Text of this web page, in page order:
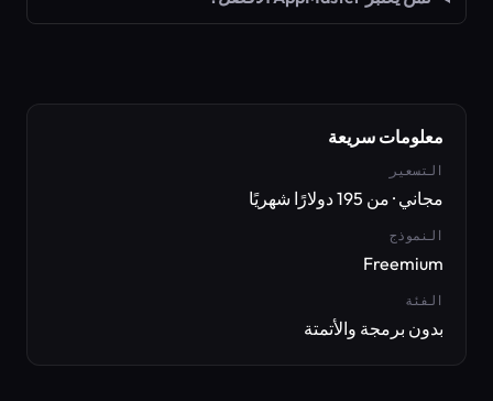
معلومات سريعة
التسعير
مجاني · من 195 دولارًا شهريًا
النموذج
Freemium
الفئة
بدون برمجة والأتمتة